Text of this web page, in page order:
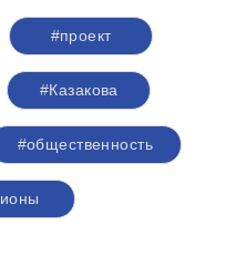
#проект
#Казакова
#общественность